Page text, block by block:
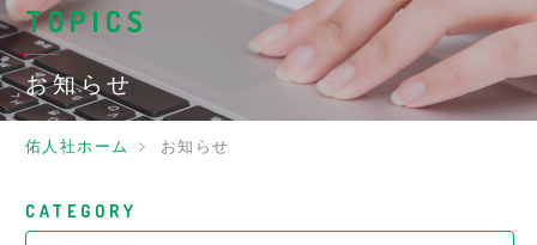
TOPICS
お知らせ
佑人社ホーム お知らせ
CATEGORY